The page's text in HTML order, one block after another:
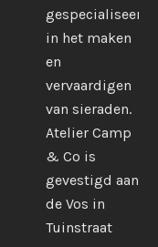
gespecialiseerd
in het maken
en
vervaardigen
van sieraden.
Atelier Camp
& Co is
gevestigd aan
de Vos in
Tuinstraat